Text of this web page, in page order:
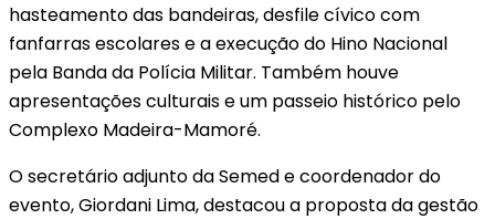
hasteamento das bandeiras, desfile cívico com
fanfarras escolares e a execução do Hino Nacional
pela Banda da Polícia Militar. Também houve
apresentações culturais e um passeio histórico pelo
Complexo Madeira-Mamoré.
O secretário adjunto da Semed e coordenador do
evento, Giordani Lima, destacou a proposta da gestão